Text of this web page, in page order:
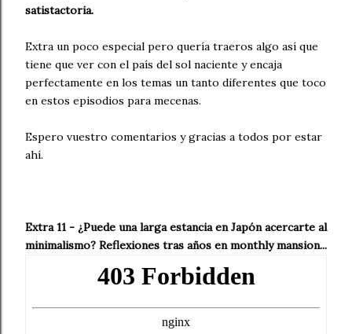
satistactoria.
Extra un poco especial pero quería traeros algo así que
tiene que ver con el país del sol naciente y encaja
perfectamente en los temas un tanto diferentes que toco
en estos episodios para mecenas.
Espero vuestro comentarios y gracias a todos por estar
ahí.
Extra 11 - ¿Puede una larga estancia en Japón acercarte al
minimalismo? Reflexiones tras años en monthly mansion...